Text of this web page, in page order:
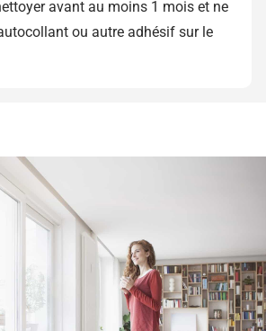
avant au moins 1 mois et ne
ou autre adhésif sur le